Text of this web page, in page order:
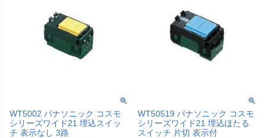
WT5002 パナソニック コスモ
シリーズワイド21 埋込スイッ
チ 表示なし 3路
WT50519 パナソニック コスモ
シリーズワイド21 埋込ほたる
スイッチ 片切 表示付